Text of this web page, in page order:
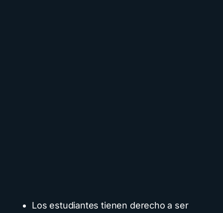
Los estudiantes tienen derecho a ser